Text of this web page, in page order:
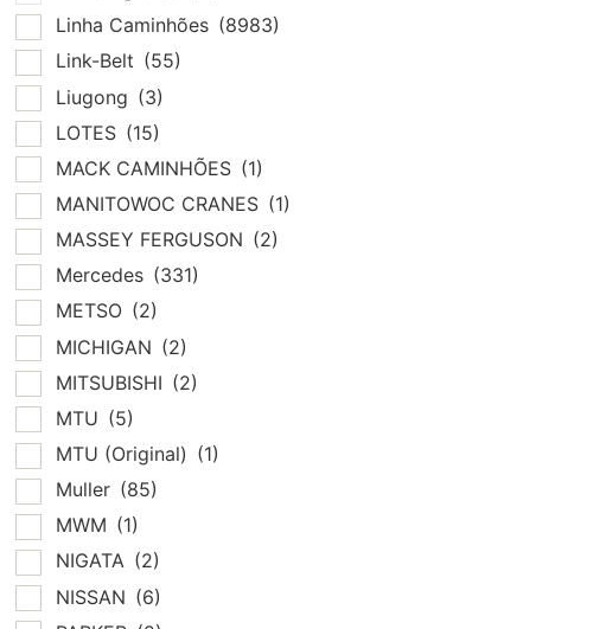
Linha Caminhões (8983)
Link-Belt (55)
Liugong (3)
LOTES (15)
MACK CAMINHÕES (1)
MANITOWOC CRANES (1)
MASSEY FERGUSON (2)
Mercedes (331)
METSO (2)
MICHIGAN (2)
MITSUBISHI (2)
MTU (5)
MTU (Original) (1)
Muller (85)
MWM (1)
NIGATA (2)
NISSAN (6)